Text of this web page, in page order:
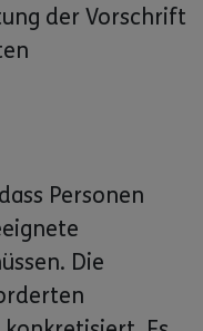
der Vorschrift
Personen
Die